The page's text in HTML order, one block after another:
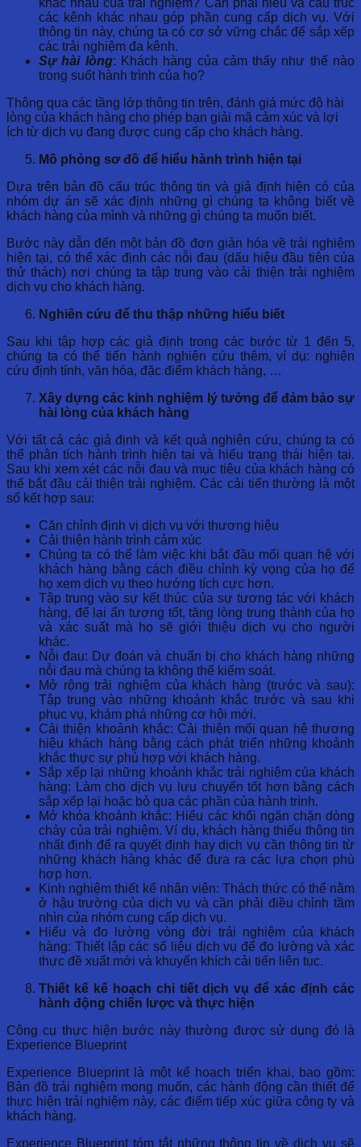
khác nhau của trải nghiệm? Cần phải hiểu và cấu trúc
các kênh khác nhau góp phần cung cấp dịch vụ. Với
thông tin này, chúng ta có cơ sở vững chắc để sắp xếp
các trải nghiệm đa kênh.
Sự hài lòng: Khách hàng của cảm thấy như thế nào
trong suốt hành trình của họ?
Thông qua các tầng lớp thông tin trên, đánh giá mức độ hài
lòng của khách hàng cho phép bạn giải mã cảm xúc và lợi
ích từ dịch vụ đang được cung cấp cho khách hàng.
Mô phỏng sơ đồ để hiểu hành trình hiện tại
Dựa trên bản đồ cấu trúc thông tin và giả định hiện có của
nhóm dự án sẽ xác định những gì chúng ta không biết về
khách hàng của mình và những gì chúng ta muốn biết.
Bước này dẫn đến một bản đồ đơn giản hóa về trải nghiệm
hiện tại, có thể xác định các nỗi đau (dấu hiệu đầu tiên của
thử thách) nơi chúng ta tập trung vào cải thiện trải nghiệm
dịch vụ cho khách hàng.
Nghiên cứu để thu thập những hiểu biết
Sau khi tập hợp các giả định trong các bước từ 1 đến 5,
chúng ta có thể tiến hành nghiên cứu thêm, ví dụ: nghiên
cứu định tính, văn hóa, đặc điểm khách hàng, …
Xây dựng các kinh nghiệm lý tưởng để đảm bảo sự
hài lòng của khách hàng
Với tất cả các giả định và kết quả nghiên cứu, chúng ta có
thể phân tích hành trình hiện tại và hiểu trạng thái hiện tại.
Sau khi xem xét các nỗi đau và mục tiêu của khách hàng có
thể bắt đầu cải thiện trải nghiệm. Các cải tiến thường là một
số kết hợp sau:
Căn chỉnh định vị dịch vụ với thương hiệu
Cải thiện hành trình cảm xúc
Chúng ta có thể làm việc khi bắt đầu mối quan hệ với
khách hàng bằng cách điều chỉnh kỳ vọng của họ để
họ xem dịch vụ theo hướng tích cực hơn.
Tập trung vào sự kết thúc của sự tương tác với khách
hàng, để lại ấn tượng tốt, tăng lòng trung thành của họ
và xác suất mà họ sẽ giới thiệu dịch vụ cho người
khác.
Nỗi đau: Dự đoán và chuẩn bị cho khách hàng những
nỗi đau mà chúng ta không thể kiểm soát.
Mở rộng trải nghiệm của khách hàng (trước và sau):
Tập trung vào những khoảnh khắc trước và sau khi
phục vụ, khám phá những cơ hội mới.
Cải thiện khoảnh khắc: Cải thiện mối quan hệ thương
hiệu khách hàng bằng cách phát triển những khoảnh
khắc thực sự phù hợp với khách hàng.
Sắp xếp lại những khoảnh khắc trải nghiệm của khách
hàng: Làm cho dịch vụ lưu chuyển tốt hơn bằng cách
sắp xếp lại hoặc bỏ qua các phần của hành trình.
Mở khóa khoảnh khắc: Hiểu các khối ngăn chặn dòng
chảy của trải nghiệm. Ví dụ, khách hàng thiếu thông tin
nhất định để ra quyết định hay dịch vụ cần thông tin từ
những khách hàng khác để đưa ra các lựa chọn phù
hợp hơn.
Kinh nghiệm thiết kế nhân viên: Thách thức có thể nằm
ở hậu trường của dịch vụ và cần phải điều chỉnh tầm
nhìn của nhóm cung cấp dịch vụ.
Hiểu và đo lường vòng đời trải nghiệm của khách
hàng: Thiết lập các số liệu dịch vụ để đo lường và xác
thực đề xuất mới và khuyến khích cải tiến liên tục.
Thiết kế kế hoạch chi tiết dịch vụ để xác định các
hành động chiến lược và thực hiện
Công cụ thực hiện bước này thường được sử dụng đó là
Experience Blueprint
Experience Blueprint là một kế hoạch triển khai, bao gồm:
Bản đồ trải nghiệm mong muốn, các hành động cần thiết để
thực hiện trải nghiệm này, các điểm tiếp xúc giữa công ty và
khách hàng.
Experience Blueprint tóm tắt những thông tin về dịch vụ sẽ